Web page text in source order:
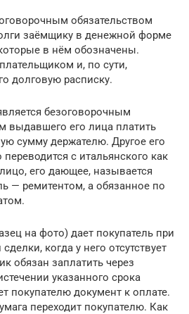
обязательством
заёмщику в денежной форме
в нём обозначены.
и, по сути,
долговую расписку.
безоговорочным
выдавшего его лица платить
сумму держателю. Другое его
переводится с итальянского как
его дающее, называется
— ремитентом, а обязанное по
на фото) дает покупатель при
когда у него отсутствует
обязан заплатить через
указанного срока
покупателю документ к оплате.
переходит покупателю. Как